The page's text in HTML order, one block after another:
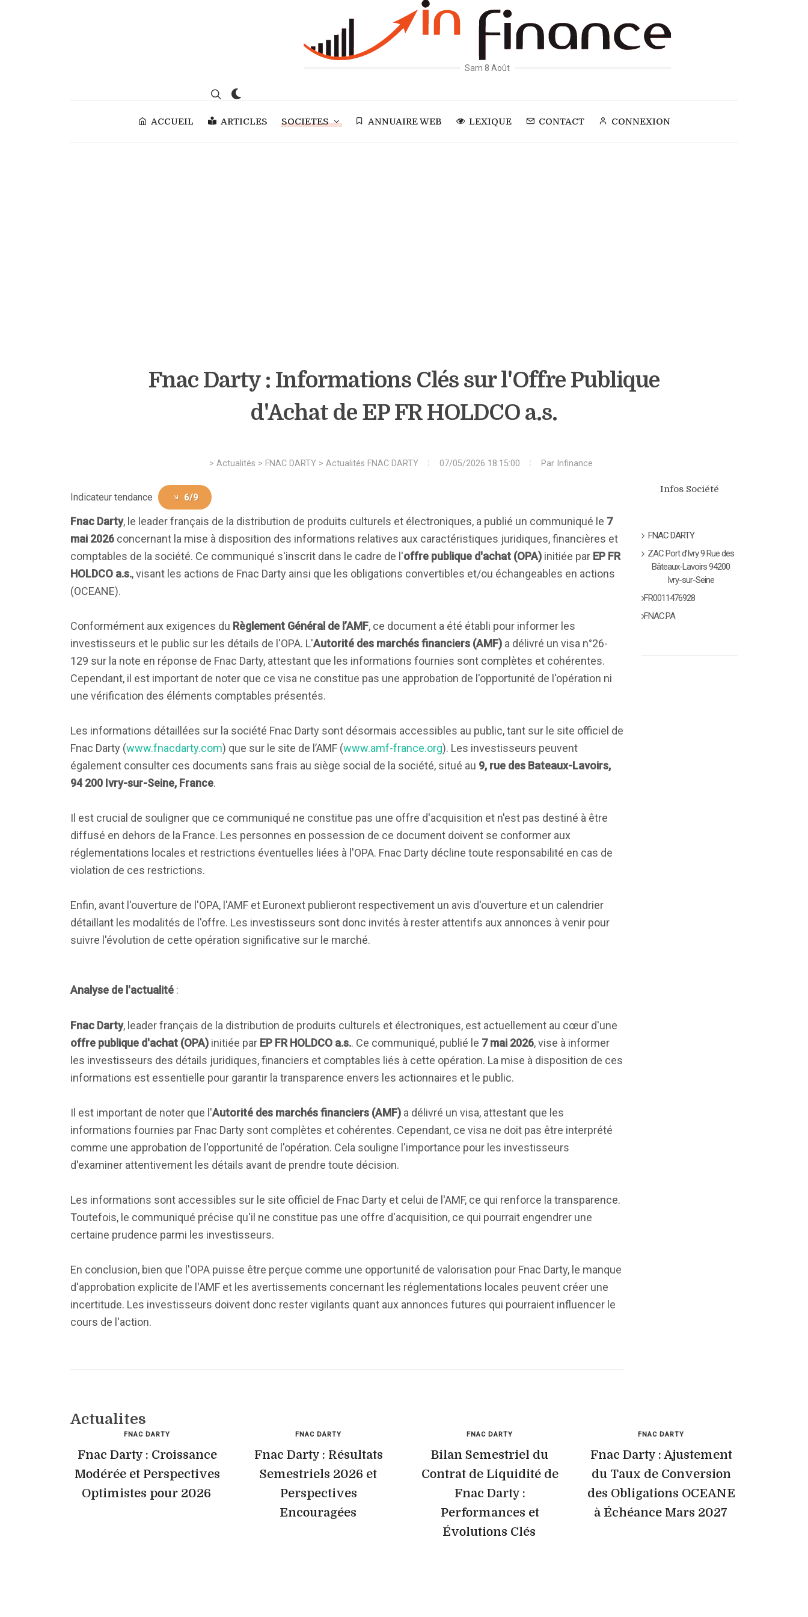
Sam 8 Août
ACCUEIL ARTICLES SOCIETES ANNUAIRE WEB LEXIQUE CONTACT CONNEXION
Fnac Darty : Informations Clés sur l'Offre Publique
d'Achat de EP FR HOLDCO a.s.
> Actualités > FNAC DARTY> Actualités FNAC DARTY 07/05/2026 18:15:00 Par Infinance
Indicateur tendance 6/9
Fnac Darty, le leader français de la distribution de produits culturels et électroniques, a publié un communiqué le 7
mai 2026 concernant la mise à disposition des informations relatives aux caractéristiques juridiques, financières et
comptables de la société. Ce communiqué s'inscrit dans le cadre de l'offre publique d'achat (OPA) initiée par EP FR
HOLDCO a.s., visant les actions de Fnac Darty ainsi que les obligations convertibles et/ou échangeables en actions
(OCEANE).
Conformément aux exigences du Règlement Général de l’AMF, ce document a été établi pour informer les
investisseurs et le public sur les détails de l'OPA. L'Autorité des marchés financiers (AMF) a délivré un visa n°26-
129 sur la note en réponse de Fnac Darty, attestant que les informations fournies sont complètes et cohérentes.
Cependant, il est important de noter que ce visa ne constitue pas une approbation de l'opportunité de l'opération ni
une vérification des éléments comptables présentés.
Les informations détaillées sur la société Fnac Darty sont désormais accessibles au public, tant sur le site officiel de
Fnac Darty (www.fnacdarty.com) que sur le site de l’AMF (www.amf-france.org). Les investisseurs peuvent
également consulter ces documents sans frais au siège social de la société, situé au 9, rue des Bateaux-Lavoirs,
94 200 Ivry-sur-Seine, France.
Il est crucial de souligner que ce communiqué ne constitue pas une offre d'acquisition et n'est pas destiné à être
diffusé en dehors de la France. Les personnes en possession de ce document doivent se conformer aux
réglementations locales et restrictions éventuelles liées à l'OPA. Fnac Darty décline toute responsabilité en cas de
violation de ces restrictions.
Enfin, avant l'ouverture de l'OPA, l'AMF et Euronext publieront respectivement un avis d'ouverture et un calendrier
détaillant les modalités de l'offre. Les investisseurs sont donc invités à rester attentifs aux annonces à venir pour
suivre l'évolution de cette opération significative sur le marché.
Analyse de l'actualité :
Fnac Darty, leader français de la distribution de produits culturels et électroniques, est actuellement au cœur d'une
offre publique d'achat (OPA) initiée par EP FR HOLDCO a.s.. Ce communiqué, publié le 7 mai 2026, vise à informer
les investisseurs des détails juridiques, financiers et comptables liés à cette opération. La mise à disposition de ces
informations est essentielle pour garantir la transparence envers les actionnaires et le public.
Il est important de noter que l'Autorité des marchés financiers (AMF) a délivré un visa, attestant que les
informations fournies par Fnac Darty sont complètes et cohérentes. Cependant, ce visa ne doit pas être interprété
comme une approbation de l'opportunité de l'opération. Cela souligne l'importance pour les investisseurs
d'examiner attentivement les détails avant de prendre toute décision.
Les informations sont accessibles sur le site officiel de Fnac Darty et celui de l'AMF, ce qui renforce la transparence.
Toutefois, le communiqué précise qu'il ne constitue pas une offre d'acquisition, ce qui pourrait engendrer une
certaine prudence parmi les investisseurs.
En conclusion, bien que l'OPA puisse être perçue comme une opportunité de valorisation pour Fnac Darty, le manque
d'approbation explicite de l'AMF et les avertissements concernant les réglementations locales peuvent créer une
incertitude. Les investisseurs doivent donc rester vigilants quant aux annonces futures qui pourraient influencer le
cours de l'action.
Infos Société
FNAC DARTY
ZAC Port d’Ivry 9 Rue des
Bâteaux-Lavoirs 94200
Ivry-sur-Seine
FR0011476928
FNAC.PA
Actualites
FNAC DARTY
Fnac Darty : Croissance
Modérée et Perspectives
Optimistes pour 2026
FNAC DARTY
Fnac Darty : Résultats
Semestriels 2026 et
Perspectives
Encouragées
FNAC DARTY
Bilan Semestriel du
Contrat de Liquidité de
Fnac Darty :
Performances et
Évolutions Clés
FNAC DARTY
Fnac Darty : Ajustement
du Taux de Conversion
des Obligations OCEANE
à Échéance Mars 2027